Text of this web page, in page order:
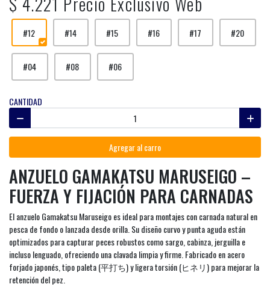
#12 #14 #15 #16 #17 #20
#04 #08 #06
CANTIDAD
Agregar al carro
ANZUELO GAMAKATSU MARUSEIGO –
FUERZA Y FIJACIÓN PARA CARNADAS
El anzuelo Gamakatsu Maruseigo es ideal para montajes con carnada natural en
pesca de fondo o lanzada desde orilla. Su diseño curvo y punta aguda están
optimizados para capturar peces robustos como sargo, cabinza, jerguilla e
incluso lenguado, ofreciendo una clavada limpia y firme. Fabricado en acero
forjado japonés, tipo paleta (平打ち) y ligera torsión (ヒネリ) para mejorar la
retención del pez.